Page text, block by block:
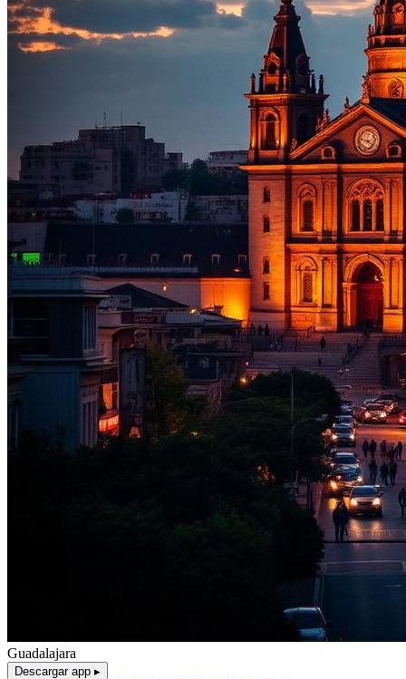
Guadalajara
Descargar app ▸